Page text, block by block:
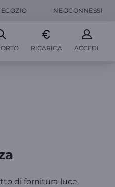
NEOCONNESSI
RICARICA ACCEDI
di fornitura luce